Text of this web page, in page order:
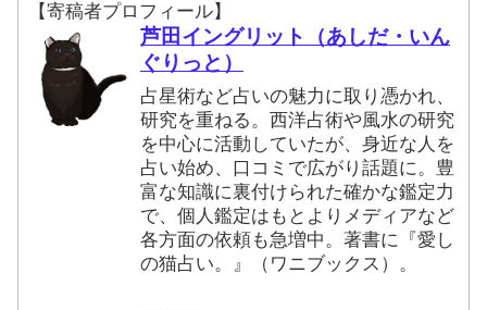
【寄稿者プロフィール】
芦田イングリット（あしだ・いん
ぐりっと）
占星術など占いの魅力に取り憑かれ、
研究を重ねる。西洋占術や風水の研究
を中心に活動していたが、身近な人を
占い始め、口コミで広がり話題に。豊
富な知識に裏付けられた確かな鑑定力
で、個人鑑定はもとよりメディアなど
各方面の依頼も急増中。著書に『愛し
の猫占い。』（ワニブックス）。